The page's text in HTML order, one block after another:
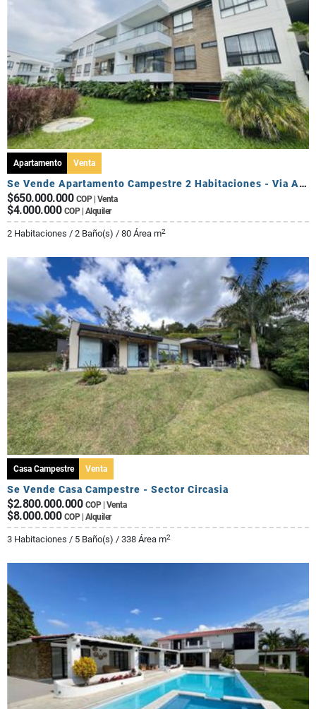
Apartamento Venta
Se Vende Apartamento Campestre 2 Habitaciones - Via Al Caimo
$650.000.000 COP | Venta
$4.000.000 COP | Alquiler
2 Habitaciones / 2 Baño(s) / 80 Área m2
Casa Campestre Venta
Se Vende Casa Campestre - Sector Circasia
$2.800.000.000 COP | Venta
$8.000.000 COP | Alquiler
3 Habitaciones / 5 Baño(s) / 338 Área m2